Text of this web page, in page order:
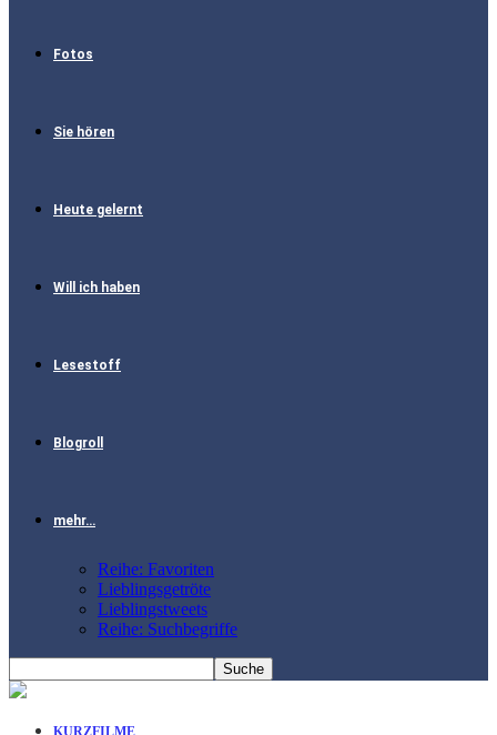
Fotos
Sie hören
Heute gelernt
Will ich haben
Lesestoff
Blogroll
mehr…
Reihe: Favoriten
Lieblingsgetröte
Lieblingstweets
Reihe: Suchbegriffe
KURZFILME